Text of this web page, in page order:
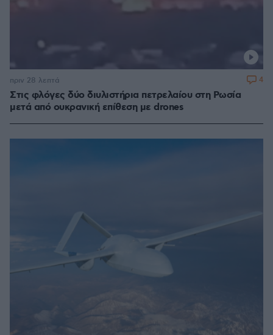
Στις φλόγες δύο διυλιστήρια πετρελαίου στη Ρωσία
μετά από ουκρανική επίθεση με drones
πριν 28 λεπτά 4